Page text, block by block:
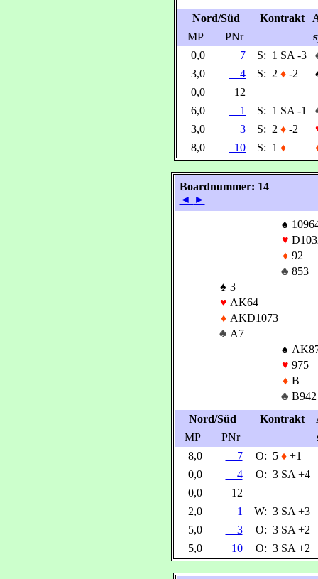
Nord/Süd
Kontrakt
MP
PNr
0,0
7 S: 1 SA -3
3,0
4 S: 2 ♦ -2
0,0
12
6,0
1 S: 1 SA -1
3,0
3 S: 2 ♦ -2
8,0
10 S: 1 ♦ =
Boardnummer: 14
◄ ►
♠
♥
♦ 92
♣ 853
♠ 3
♥ AK64
♦ AKD1073
♣ A7
♠
♥ 975
♦ B
♣ B942
Nord/Süd
Kontrakt
MP
PNr
8,0
7 O: 5 ♦+1
0,0
4 O: 3 SA +4
0,0
12
2,0
1 W: 3 SA +3
5,0
3 O: 3 SA +2
5,0
10 O: 3 SA +2